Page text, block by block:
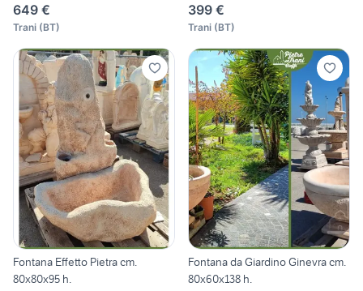
649 €
Trani (BT)
399 €
Trani (BT)
Fontana Effetto Pietra cm.
80x80x95 h.
Fontana da Giardino Ginevra cm.
80x60x138 h.